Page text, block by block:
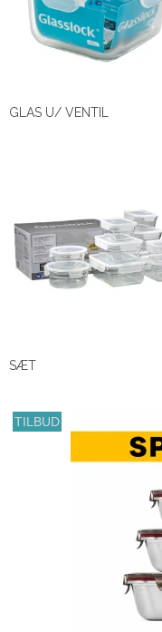
GLAS U/ VENTIL
SÆT
TILBUD